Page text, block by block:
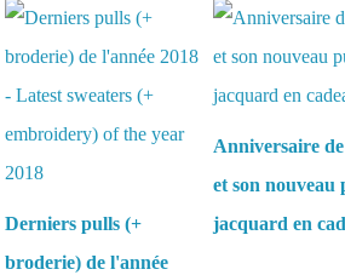
Derniers pulls (+
broderie) de l'année
Anniversaire
et son nouveau
jacquard en